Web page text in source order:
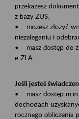
przekażesz
z bazy ZUS;
• możesz złożyć
niezaleganiu i
• masz dostęp do
e-ZLA.
Jeśli jesteś
• masz dostęp
dochodach
rocznego obliczenia